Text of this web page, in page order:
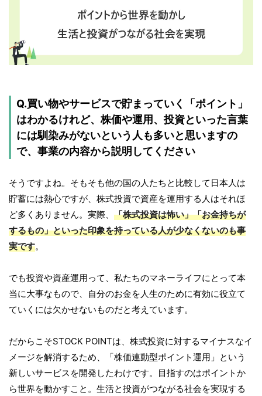
Q.買い物やサービスで貯まっていく「ポイント」
はわかるけれど、株価や運用、投資といった言葉
には馴染みがないという人も多いと思いますの
で、事業の内容から説明してください
そうですよね。そもそも他の国の人たちと比較して日本人は
貯蓄には熱心ですが、株式投資で資産を運用する人はそれほ
ど多くありません。実際、 「株式投資は怖い」「お金持ちが
するもの」といった印象を持っている人が少なくないのも事
実です。
でも投資や資産運用って、私たちのマネーライフにとって本
当に大事なもので、自分のお金を人生のために有効に役立て
ていくには欠かせないものだと考えています。
だからこそSTOCK POINTは、株式投資に対するマイナスなイ
メージを解消するため、「株価連動型ポイント運用」という
新しいサービスを開発したわけです。目指すのはポイントか
ら世界を動かすこと。生活と投資がつながる社会を実現する